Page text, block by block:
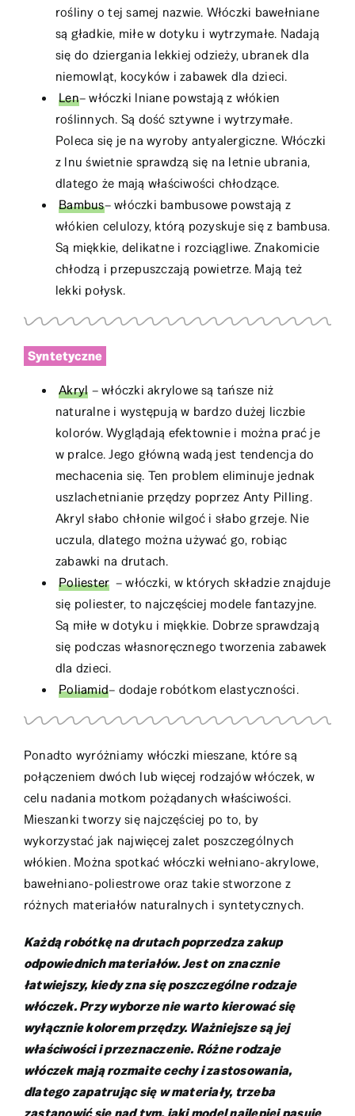
rośliny o tej samej nazwie. Włóczki bawełniane
są gładkie, miłe w dotyku i wytrzymałe. Nadają
się do dziergania lekkiej odzieży, ubranek dla
niemowląt, kocyków i zabawek dla dzieci.
Len– włóczki lniane powstają z włókien
roślinnych. Są dość sztywne i wytrzymałe.
Poleca się je na wyroby antyalergiczne. Włóczki
z lnu świetnie sprawdzą się na letnie ubrania,
dlatego że mają właściwości chłodzące.
Bambus– włóczki bambusowe powstają z
włókien celulozy, którą pozyskuje się z bambusa.
Są miękkie, delikatne i rozciągliwe. Znakomicie
chłodzą i przepuszczają powietrze. Mają też
lekki połysk.
Syntetyczne
Akryl – włóczki akrylowe są tańsze niż
naturalne i występują w bardzo dużej liczbie
kolorów. Wyglądają efektownie i można prać je
w pralce. Jego główną wadą jest tendencja do
mechacenia się. Ten problem eliminuje jednak
uszlachetnianie przędzy poprzez Anty Pilling.
Akryl słabo chłonie wilgoć i słabo grzeje. Nie
uczula, dlatego można używać go, robiąc
zabawki na drutach.
Poliester – włóczki, w których składzie znajduje
się poliester, to najczęściej modele fantazyjne.
Są miłe w dotyku i miękkie. Dobrze sprawdzają
się podczas własnoręcznego tworzenia zabawek
dla dzieci.
Poliamid– dodaje robótkom elastyczności.
Ponadto wyróżniamy włóczki mieszane, które są
połączeniem dwóch lub więcej rodzajów włóczek, w
celu nadania motkom pożądanych właściwości.
Mieszanki tworzy się najczęściej po to, by
wykorzystać jak najwięcej zalet poszczególnych
włókien. Można spotkać włóczki wełniano-akrylowe,
bawełniano-poliestrowe oraz takie stworzone z
różnych materiałów naturalnych i syntetycznych.
Każdą robótkę na drutach poprzedza zakup
odpowiednich materiałów. Jest on znacznie
łatwiejszy, kiedy zna się poszczególne rodzaje
włóczek. Przy wyborze nie warto kierować się
wyłącznie kolorem przędzy. Ważniejsze są jej
właściwości i przeznaczenie. Różne rodzaje
włóczek mają rozmaite cechy i zastosowania,
dlatego zapatrując się w materiały, trzeba